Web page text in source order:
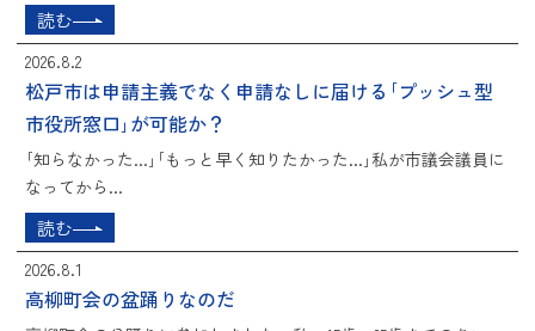
読む
2026.8.2
松戸市は申請主義でなく申請なしに届ける｢プッシュ型
市役所窓口｣が可能か？
｢知らなかった...｣｢もっと早く知りたかった...｣私が市議会議員に
なってから...
読む
2026.8.1
高柳町会の盆踊りなのだ